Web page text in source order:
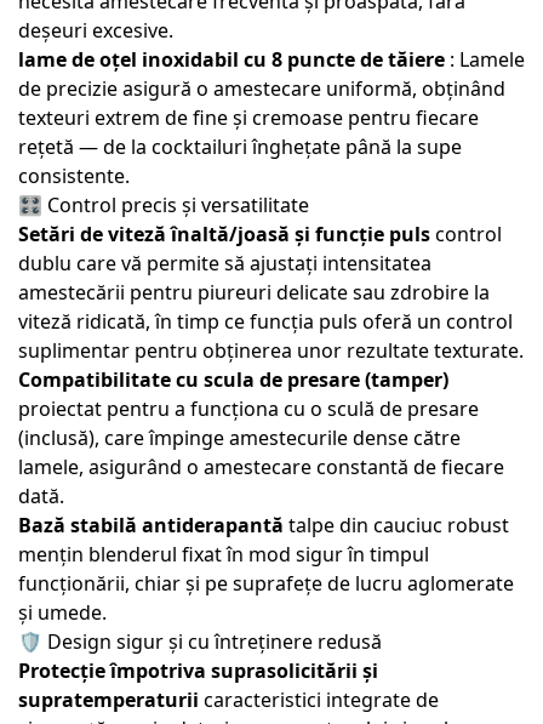
deșeuri excesive.
lame de oțel inoxidabil cu 8 puncte de tăiere : Lamele
de precizie asigură o amestecare uniformă, obținând
texteuri extrem de fine și cremoase pentru fiecare
rețetă — de la cocktailuri înghețate până la supe
consistente.
🎛️ Control precis și versatilitate
Setări de viteză înaltă/joasă și funcție pulscontrol
dublu care vă permite să ajustați intensitatea
amestecării pentru piureuri delicate sau zdrobire la
viteză ridicată, în timp ce funcția puls oferă un control
suplimentar pentru obținerea unor rezultate texturate.
Compatibilitate cu scula de presare (tamper)
proiectat pentru a funcționa cu o sculă de presare
(inclusă), care împinge amestecurile dense către
lamele, asigurând o amestecare constantă de fiecare
dată.
Bază stabilă antiderapantă talpe din cauciuc robust
mențin blenderul fixat în mod sigur în timpul
funcționării, chiar și pe suprafețe de lucru aglomerate
și umede.
🛡️ Design sigur și cu întreținere redusă
Protecție împotriva suprasolicitării și
supratemperaturii caracteristici integrate de